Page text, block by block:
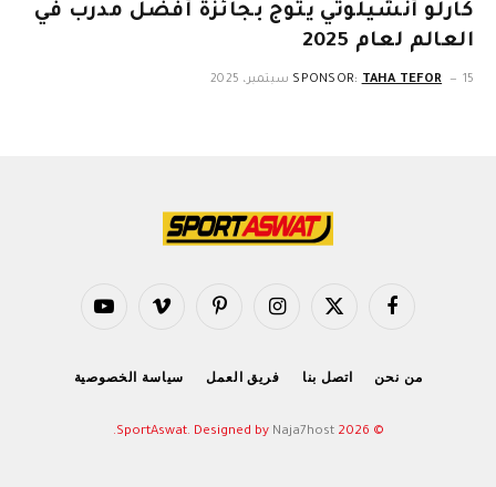
كارلو أنشيلوتي يتوج بجائزة أفضل مدرب في
العالم لعام 2025
SPONSOR: TAHA TEFOR 15 سبتمبر، 2025
فيسبوك X
الانستغرامبينتيريستفيميو يوتيوب
من نحن اتصل بنا فريق العمل سياسة الخصوصية
© 2026 SportAswat. Designed by
Naja7host
.